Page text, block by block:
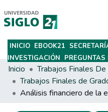
Subir
INICIO EBOOK21
INVESTIGACIÓN PREGUNTAS
Inicio
Trabajos Finales de